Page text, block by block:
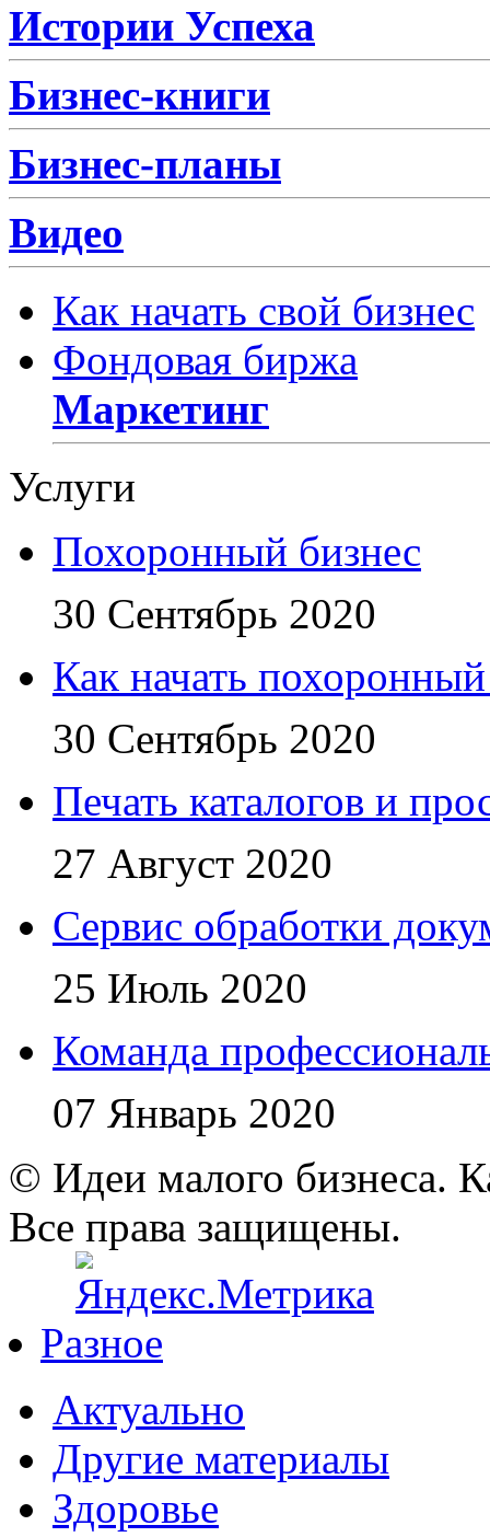
Истории Успеха
Бизнес-книги
Бизнес-планы
Видео
Как начать свой бизнес
Фондовая биржа
Маркетинг
Услуги
Похоронный бизнес
30 Сентябрь 2020
Как начать
30 Сентябрь 2020
Печать каталогов и
27 Август 2020
Сервис обработки
25 Июль 2020
Команда
07 Январь 2020
© Идеи малого бизнеса.
Все права защищены.
Разное
Актуально
Другие материалы
Здоровье